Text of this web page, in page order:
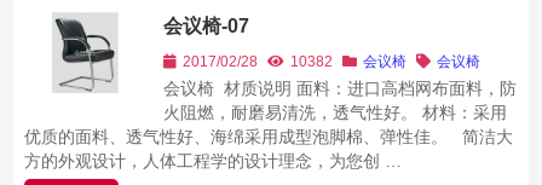
会议椅-07
2017/02/28 10382 会议椅 会议椅
会议椅 材质说明 面料：进口高档网布面料，防
火阻燃，耐磨易清洗，透气性好。 材料：采用
优质的面料、透气性好、海绵采用成型泡脚棉、弹性佳。 简洁大
方的外观设计，人体工程学的设计理念，为您创 …